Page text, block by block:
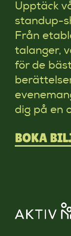
Upptäck
standup-
Från
talanger,
för de
dig på en
BOKA